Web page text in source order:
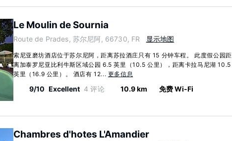
Le Moulin de Sournia
Route de Prades, 苏尔尼阿, 66730, FR 显示地图
索尼亚磨坊酒店位于苏尔尼阿，距离苏拉酒庄只有 15 分钟车程。 此度假公园距
离加泰罗尼亚比利牛斯区域公园 6.5 英里（10.5 公里），距离卡拉马尼湖 10.5
英里（16.9 公里）。 酒店有 12... 更多信息
9/10 Excellent 4 评论 10.9 km 免费 Wi-Fi
Chambres d'hotes L'Amandier